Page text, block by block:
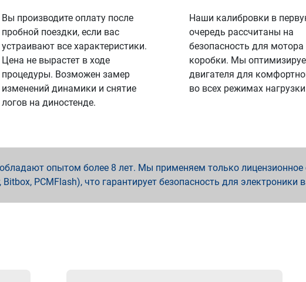
Вы производите оплату после
пробной поездки, если вас
устраивают все характеристики.
Цена не вырастет в ходе
процедуры. Возможен замер
изменений динамики и снятие
логов на диностенде.
Наши калибровки в
очередь рассчитаны на
безопасность для мотора
коробки. Мы
двигателя для
во всех режимах
опытом более 8 лет. Мы применяем только лицензионное
PCMFlash), что гарантирует безопасность для электроники